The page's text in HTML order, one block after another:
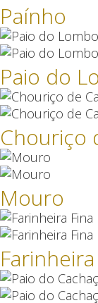
Paínho
Paio do
Chouriço
Mouro